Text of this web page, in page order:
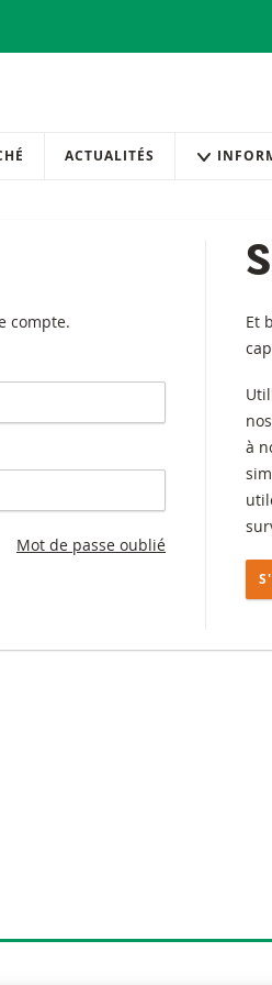
ACTUALITÉS
compte.
Mot de passe oublié
Et
à